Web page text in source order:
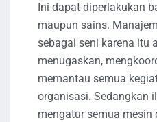
Ini dapat diperlakukan
maupun sains.
sebagai seni karena itu
menugaskan,
memantau semua
organisasi. Sedangkan
mengatur semua mesin